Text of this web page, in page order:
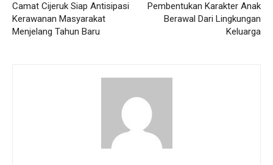
Camat Cijeruk Siap Antisipasi
Kerawanan Masyarakat
Menjelang Tahun Baru
Pembentukan Karakter Anak
Berawal Dari Lingkungan
Keluarga